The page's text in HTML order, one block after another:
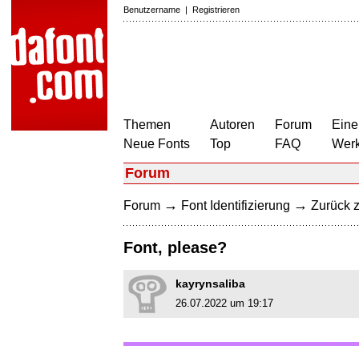
Benutzername | Registrieren
Themen
Neue Fonts
Autoren
Top
Forum
FAQ
Forum
Forum → Font Identifizierung → Zurück
Font, please?
kayrynsaliba
26.07.2022 um 19:17